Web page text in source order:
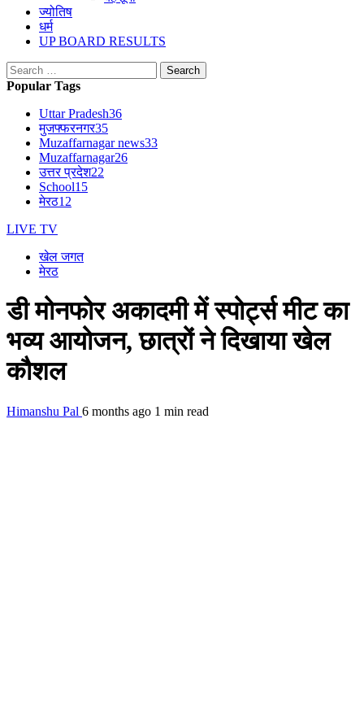
ज्योतिष
धर्म
UP BOARD RESULTS
Search
for:
Popular Tags
Uttar Pradesh36
मुजफ्फरनगर35
Muzaffarnagar news33
Muzaffarnagar26
उत्तर प्रदेश22
School15
मेरठ12
LIVE TV
खेल जगत
मेरठ
डी मोनफोर अकादमी में स्पोर्ट्स मीट का
भव्य आयोजन, छात्रों ने दिखाया खेल
कौशल
Himanshu Pal 6 months ago 1 min read